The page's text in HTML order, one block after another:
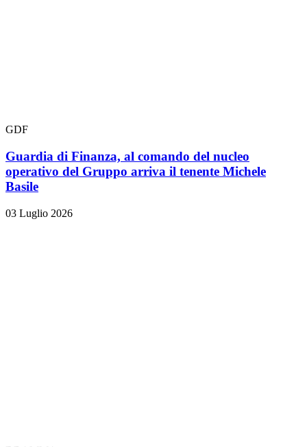
GDF
Guardia di Finanza, al comando del nucleo
operativo del Gruppo arriva il tenente Michele
Basile
03 Luglio 2026